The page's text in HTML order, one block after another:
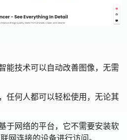
能技术可以自动改善图像，无需
任何人都可以轻松使用，无论其
于网络的平台，它不需要安装软
网连接的设备进行访问。